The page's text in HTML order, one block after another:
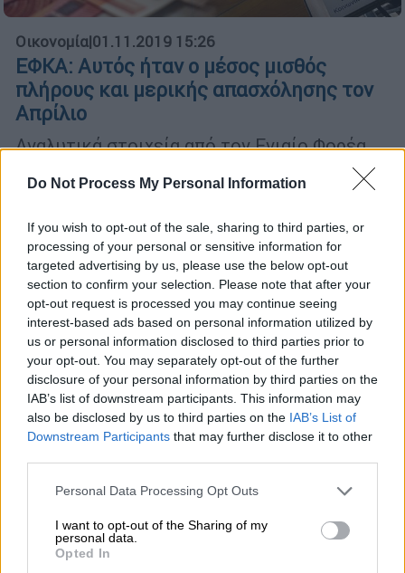
Do Not Process My Personal Information
If you wish to opt-out of the sale, sharing to third parties, or
processing of your personal or sensitive information for
targeted advertising by us, please use the below opt-out
section to confirm your selection. Please note that after your
opt-out request is processed you may continue seeing
interest-based ads based on personal information utilized by
us or personal information disclosed to third parties prior to
your opt-out. You may separately opt-out of the further
disclosure of your personal information by third parties on the
IAB’s list of downstream participants. This information may
also be disclosed by us to third parties on the IAB’s List of
Downstream Participants that may further disclose it to other
Please note that this website/app uses one or more Google
not limited to your visit or usage behaviour. You may click to
grant or deny consent to Google and its third-party tags to
use your data for below specified purposes in below Google
Personal Data Processing Opt Outs
I want to opt-out of the Sharing of my
personal data.
Opted In
Οικονομία|01.11.2019 15:26
ΕΦΚΑ: Αυτός ήταν ο μέσος μισθός
πλήρους και μερικής απασχόλησης τον
Απρίλιο
Αναλυτικά στοιχεία από τον Ενιαίο Φορέα
Οικονομία|28.08.2019 21:10
ΕΦΚΑ: Στα 1.182,39€ ο μέσος μισθός -
Αύξηση 4,85% στους ασφαλισμένους
Αποκαλυπτικός ο χάρτης της απασχόλησης.
Στα 1.182€ ο μέσος μισθός για πλήρη
απασχόληση και 396€ για μερική.